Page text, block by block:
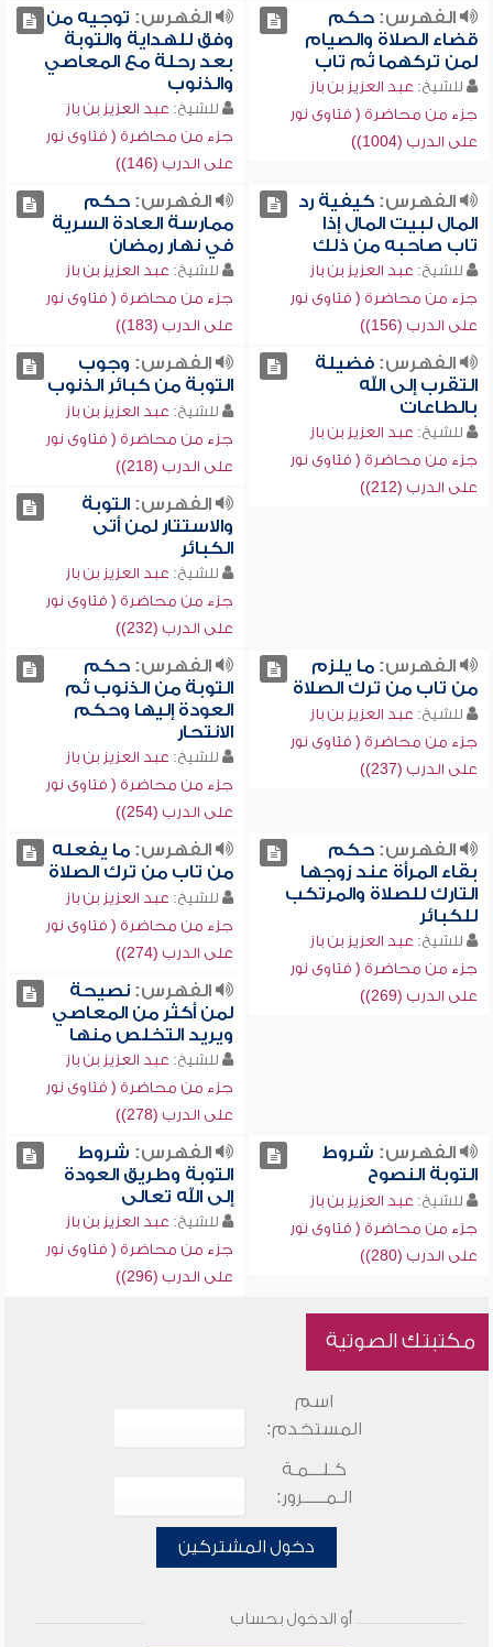
الفهرس:حكم
قضاء الصلاة والصيام
لمن تركهما ثم تاب
للشيخ: عبد العزيز بن باز
جزء من محاضرة ( فتاوى نور
على الدرب (1004))
الفهرس: توجيه من
وفق للهداية والتوبة
بعد رحلة مع المعاصي
والذنوب
للشيخ: عبد العزيز بن باز
جزء من محاضرة ( فتاوى نور
على الدرب (146))
الفهرس:كيفية رد
المال لبيت المال إذا
تاب صاحبه من ذلك
للشيخ: عبد العزيز بن باز
جزء من محاضرة ( فتاوى نور
على الدرب (156))
الفهرس:حكم
ممارسة العادة السرية
في نهار رمضان
للشيخ: عبد العزيز بن باز
جزء من محاضرة ( فتاوى نور
على الدرب (183))
الفهرس:فضيلة
التقرب إلى الله
بالطاعات
للشيخ: عبد العزيز بن باز
جزء من محاضرة ( فتاوى نور
على الدرب (212))
الفهرس: وجوب
التوبة من كبائر الذنوب
للشيخ: عبد العزيز بن باز
جزء من محاضرة ( فتاوى نور
على الدرب (218))
الفهرس:التوبة
والاستتار لمن أتى
الكبائر
للشيخ: عبد العزيز بن باز
جزء من محاضرة ( فتاوى نور
على الدرب (232))
الفهرس:ما يلزم
من تاب من ترك الصلاة
للشيخ: عبد العزيز بن باز
جزء من محاضرة ( فتاوى نور
على الدرب (237))
الفهرس:حكم
التوبة من الذنوب ثم
العودة إليها وحكم
الانتحار
للشيخ: عبد العزيز بن باز
جزء من محاضرة ( فتاوى نور
على الدرب (254))
الفهرس:حكم
بقاء المرأة عند زوجها
التارك للصلاة والمرتكب
للكبائر
للشيخ: عبد العزيز بن باز
جزء من محاضرة ( فتاوى نور
على الدرب (269))
الفهرس:ما يفعله
من تاب من ترك الصلاة
للشيخ: عبد العزيز بن باز
جزء من محاضرة ( فتاوى نور
على الدرب (274))
الفهرس:نصيحة
لمن أكثر من المعاصي
ويريد التخلص منها
للشيخ: عبد العزيز بن باز
جزء من محاضرة ( فتاوى نور
على الدرب (278))
الفهرس: شروط
التوبة النصوح
للشيخ: عبد العزيز بن باز
جزء من محاضرة ( فتاوى نور
على الدرب (280))
الفهرس: شروط
التوبة وطريق العودة
إلى الله تعالى
للشيخ: عبد العزيز بن باز
جزء من محاضرة ( فتاوى نور
على الدرب (296))
مكتبتك الصوتية
اسم
المستخدم:
كـلـــمـة
الـمـــــرور:
دخول المشتركين
أو الدخول بحساب